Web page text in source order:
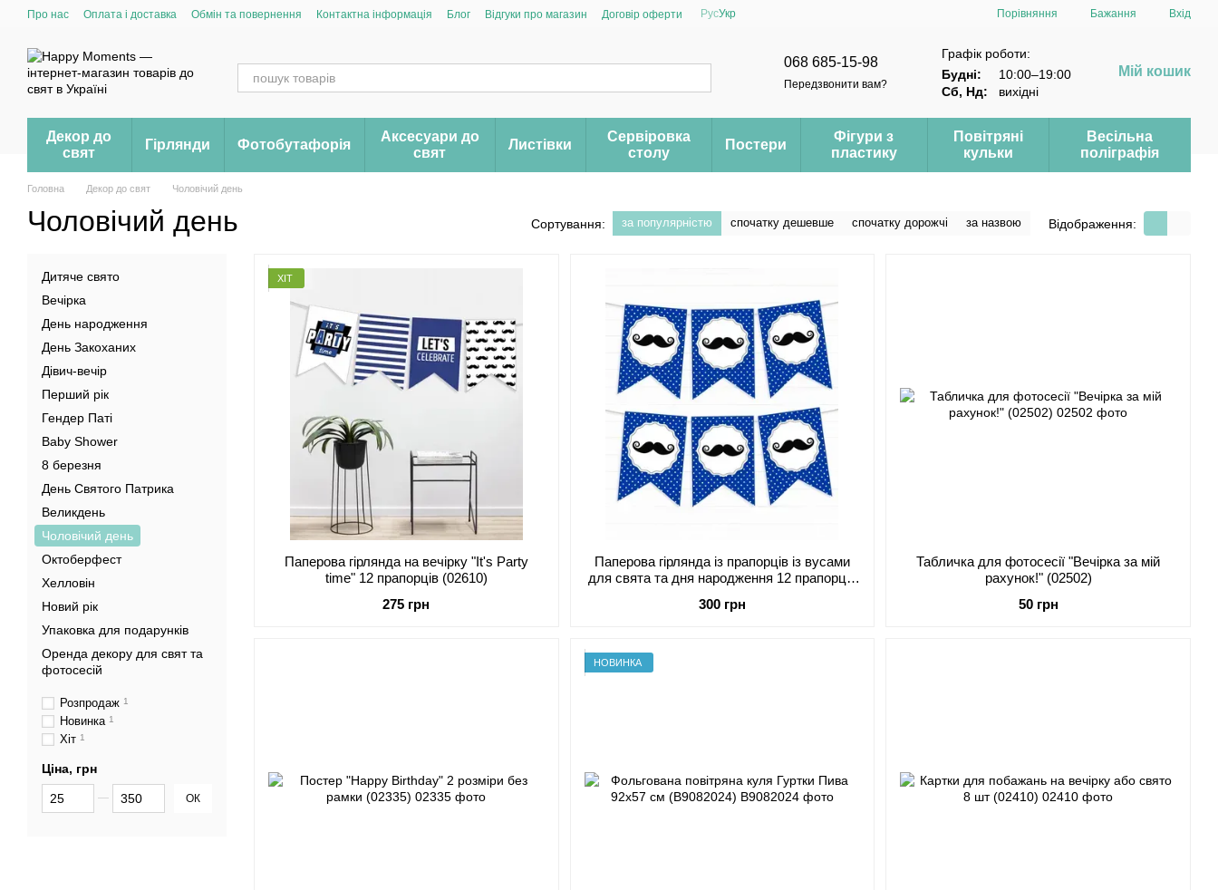
Перейти до основного контенту
Про нас Оплата і доставка Обмін та повернення Контактна інформація Блог Відгуки про магазин Договір оферти РусУкр Порівняння Бажання Вхід
068 685-15-98
Передзвонити вам?
Графік роботи:
Будні:
10:00–19:00
Сб, Нд:
вихідні
Мій кошик
Декор до
свят
Гірлянди Фотобутафорія
Аксесуари до
свят
Листівки
Сервіровка
столу
Постери
Фігури з
пластику
Повітряні
кульки
Весільна
поліграфія
Головна Декор до свят Чоловічий день
Чоловічий день Сортування: за популярністю спочатку дешевше спочатку дорожчі за назвою Відображення:
ХІТ
Паперова гірлянда на вечірку "It's Party
time" 12 прапорців (02610)
275 грн
Паперова гірлянда із прапорців із вусами
для свята та дня народження 12 прапорців
300 грн
Табличка для фотосесії "Вечірка за мій
рахунок!" (02502)
50 грн
НОВИНКА
Дитяче свято
Вечірка
День народження
День Закоханих
Дівич-вечір
Перший рік
Гендер Паті
Baby Shower
8 березня
День Святого Патрика
Великдень
Чоловічий день
Октоберфест
Хелловін
Новий рік
Упаковка для подарунків
Оренда декору для свят та
фотосесій
Розпродаж 1
Новинка 1
Хіт 1
Ціна, грн
Від Ціна, грн
До Ціна, грн ОК